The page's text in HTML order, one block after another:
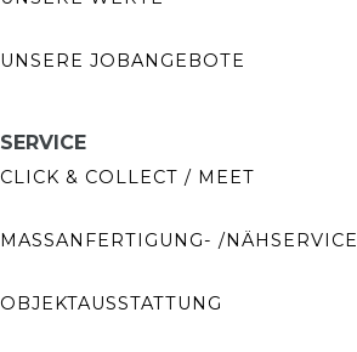
UNSERE JOBANGEBOTE
SERVICE
CLICK & COLLECT / MEET
MASSANFERTIGUNG- /NÄHSERVICE
OBJEKTAUSSTATTUNG